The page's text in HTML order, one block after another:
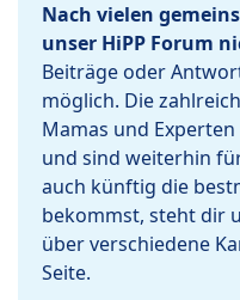
Nach vielen
unser HiPP Forum
Beiträge oder
möglich. Die
Mamas und
und sind weiterhin
auch künftig die
bekommst, steht dir
über verschiedene
Seite.